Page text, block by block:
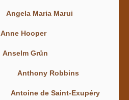
Angela Maria Marui
Anne Hooper
Anselm Grün
Anthony Robbins
Antoine de Saint-Exupéry